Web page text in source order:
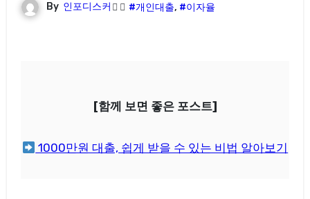
By 인포디스커 #개인대출, #이자율
[함께 보면 좋은 포스트]
1000만원 대출, 쉽게 받을 수 있는 비법 알아보기